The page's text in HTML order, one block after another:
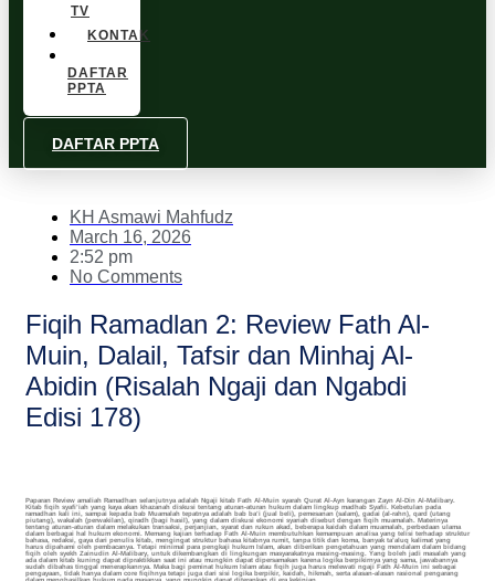
TV
KONTAK
DAFTAR
PPTA
DAFTAR PPTA
KH Asmawi Mahfudz
March 16, 2026
2:52 pm
No Comments
Fiqih Ramadlan 2: Review Fath Al-
Muin, Dalail, Tafsir dan Minhaj Al-
Abidin (Risalah Ngaji dan Ngabdi
Edisi 178)
Paparan Review amaliah Ramadhan selanjutnya adalah Ngaji kitab Fath Al-Muin syarah Qurat Al-Ayn karangan Zayn Al-Din Al-Malibary.
Kitab fiqih syafi’iah yang kaya akan khazanah diskusi tentang aturan-aturan hukum dalam lingkup madhab Syafii. Kebetulan pada
ramadhan kali ini, sampai kepada bab Muamalah tepatnya adalah bab ba’i (jual beli), pemesanan (salam), gadai (al-rahn), qard (utang
piutang), wakalah (perwakilan), qiradh (bagi hasil), yang dalam diskusi ekonomi syariah disebut dengan fiqih muamalah. Materinya
tentang aturan-aturan dalam melakukan transaksi, perjanjian, syarat dan rukun akad, beberapa kaidah dalam muamalah, perbedaan ulama
dalam berbagai hal hukum ekonomi. Memang kajian terhadap Fath Al-Muin membutuhkan kemampuan analisa yang telisi terhadap struktur
bahasa, redaksi, gaya dari penulis kitab, mengingat struktur bahasa kitabnya rumit, tanpa titik dan koma, banyak ta’aluq kalimat yang
harus dipahami oleh pembacanya. Tetapi minimal para pengkaji hukum Islam, akan diberikan pengetahuan yang mendalam dalam bidang
fiqih oleh syekh Zainudin Al-Malibary, untuk dikembangkan di lingkungan masyarakatnya masing-masing. Yang boleh jadi masalah yang
ada dalam kitab kuning dapat dipraktikkan saat ini atau mungkin dapat dipersamakan karena logika berpikirnya yang sama, jawabannya
sudah dibahas tinggal menerapkannya. Maka bagi peminat hukum Islam atau fiqih juga harus melewati ngaji Fath Al-Muin ini sebagai
pengayaan, tidak hanya dalam core fiqihnya tetapi juga dari sisi logika berpikir, kaidah, hikmah, serta alasan-alasan rasional pengarang